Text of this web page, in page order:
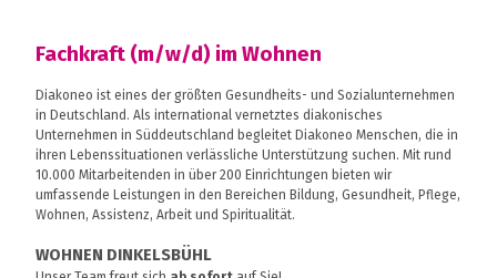
Fachkraft (m/w/d) im Wohnen
Diakoneo ist eines der größten Gesundheits- und Sozialunternehmen
in Deutschland. Als international vernetztes diakonisches
Unternehmen in Süddeutschland begleitet Diakoneo Menschen, die in
ihren Lebenssituationen verlässliche Unterstützung suchen. Mit rund
10.000 Mitarbeitenden in über 200 Einrichtungen bieten wir
umfassende Leistungen in den Bereichen Bildung, Gesundheit, Pflege,
Wohnen, Assistenz, Arbeit und Spiritualität.
WOHNEN DINKELSBÜHL